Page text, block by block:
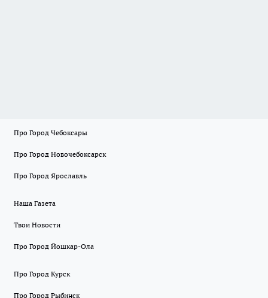
Про Город Чебоксары
Про Город Новочебоксарск
Про Город Ярославль
Наша Газета
Твои Новости
Про Город Йошкар-Ола
Про Город Курск
Про Город Рыбинск